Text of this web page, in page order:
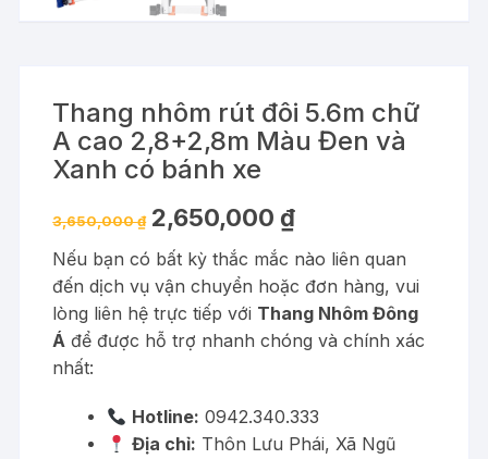
Thang nhôm rút đôi 5.6m chữ
A cao 2,8+2,8m Màu Đen và
Xanh có bánh xe
3,650,000₫ Giá
gốc
3,650,000 ₫.
2,650,000 ₫Giá
là:
2,650,000 ₫.
Nếu bạn có bất kỳ thắc mắc nào liên quan
đến dịch vụ vận chuyển hoặc đơn hàng, vui
lòng liên hệ trực tiếp với Thang Nhôm Đông
Á để được hỗ trợ nhanh chóng và chính xác
nhất:
Hotline: 0942.340.333
Địa chỉ: Thôn Lưu Phái, Xã Ngũ